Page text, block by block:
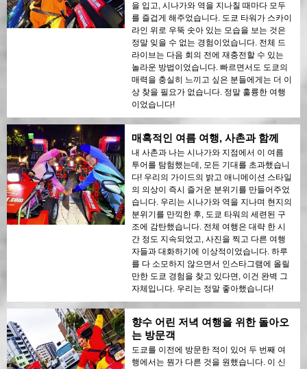
을 입고, 시나가와 역을 지나칠 때마다 모두
를 즐겁게 해주었습니다. 도쿄 타워가 스카이
라인 위로 우뚝 솟아 있는 모습을 보는 것은
정말 잊을 수 없는 경험이었습니다. 전체 드
라이브는 다음 회의 전에 재충전할 수 있는
놀라운 방법이었습니다. 빠르면서도 도쿄의
매력을 충실히 느끼고 싶은 분들에게는 더 이
상 찾을 필요가 없습니다. 정말 훌륭한 여행
이었습니다!
매혹적인 여름 여행, 사촌과 함께
내 사촌과 나는 시나가와 지점에서 이 여름
투어를 탐험했는데, 모든 기대를 초과했습니
다! 우리의 가이드의 밝고 애니메이션 스타일
의 의상이 즉시 즐거운 분위기를 만들어주었
습니다. 우리는 시나가와 역을 지나며 현지의
분위기를 만끽한 후, 도쿄 타워의 세련된 구
조에 감탄했습니다. 전체 여행은 대략 한 시
간 정도 지속되었고, 사진을 찍고 다른 여행
자들과 대화하기에 이상적이었습니다. 하루
를 다 소모하지 않으면서 인스타그램에 올릴
만한 도쿄 경험을 찾고 있다면, 이건 완벽 그
자체입니다. 우리는 정말 좋아했습니다!
향수 어린 저녁 여행을 위한 돌아오
는 방문객
도쿄를 이전에 방문한 적이 있어 두 번째 여
행에서는 뭔가 다른 것을 원했습니다. 이 신